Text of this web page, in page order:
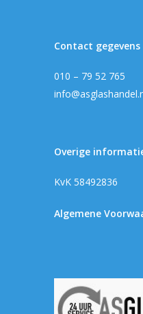
Contact gegevens
010 – 79 52 765
Overige
KvK 58492836
Algemene